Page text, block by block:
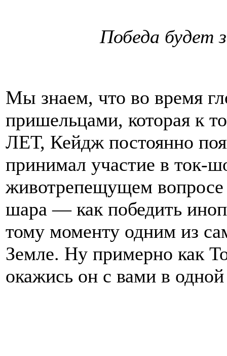
Победа будет
Мы знаем, что во время
пришельцами, которая к
ЛЕТ, Кейдж постоянно
принимал участие в ток-
животрепещущем вопросе
шара — как победить
тому моменту одним из
Земле. Ну примерно как
окажись он с вами в